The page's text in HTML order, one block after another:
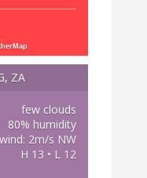
ZA
few clouds
80% humidity
wind: 2m/s NW
H 13 • L 12